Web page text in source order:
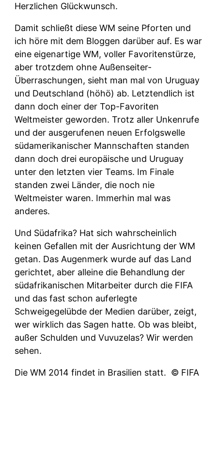
Herzlichen Glückwunsch.
Damit schließt diese WM seine Pforten und
ich höre mit dem Bloggen darüber auf. Es war
eine eigenartige WM, voller Favoritenstürze,
aber trotzdem ohne Außenseiter-
Überraschungen, sieht man mal von Uruguay
und Deutschland (höhö) ab. Letztendlich ist
dann doch einer der Top-Favoriten
Weltmeister geworden. Trotz aller Unkenrufe
und der ausgerufenen neuen Erfolgswelle
südamerikanischer Mannschaften standen
dann doch drei europäische und Uruguay
unter den letzten vier Teams. Im Finale
standen zwei Länder, die noch nie
Weltmeister waren. Immerhin mal was
anderes.
Und Südafrika? Hat sich wahrscheinlich
keinen Gefallen mit der Ausrichtung der WM
getan. Das Augenmerk wurde auf das Land
gerichtet, aber alleine die Behandlung der
südafrikanischen Mitarbeiter durch die FIFA
und das fast schon auferlegte
Schweigegelübde der Medien darüber, zeigt,
wer wirklich das Sagen hatte. Ob was bleibt,
außer Schulden und Vuvuzelas? Wir werden
sehen.
Die WM 2014 findet in Brasilien statt. © FIFA